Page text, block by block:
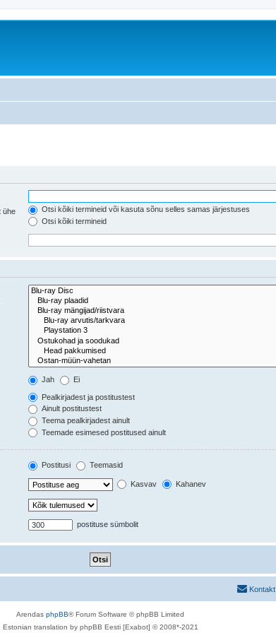
Otsi kõiki termineid või kasuta sõnu selles samas järjestuses
Otsi kõiki termineid
Jah Ei
Pealkirjadest ja postitustest
Ainult postitustest
Teema pealkirjadest ainult
Teemade esimesed postitused ainult
Postitusi Teemasid
Kasvav Kahanev
postituse sümbolit
Kontakt
Arendas phpBB® Forum Software © phpBB Limited
Estonian translation by phpBB Eesti [Exabot] © 2008*-2021